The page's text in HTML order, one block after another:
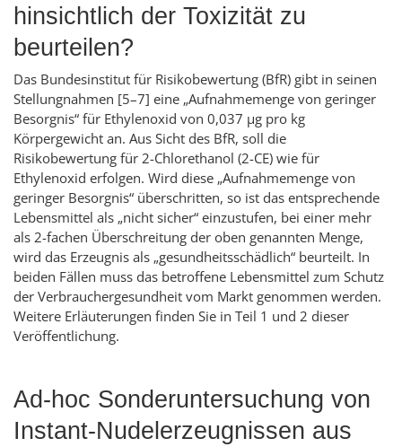
hinsichtlich der Toxizität zu
beurteilen?
Das Bundesinstitut für Risikobewertung (BfR) gibt in seinen
Stellungnahmen [5–7] eine „Aufnahmemenge von geringer
Besorgnis“ für Ethylenoxid von 0,037 µg pro kg
Körpergewicht an. Aus Sicht des BfR, soll die
Risikobewertung für 2-Chlorethanol (2-CE) wie für
Ethylenoxid erfolgen. Wird diese „Aufnahmemenge von
geringer Besorgnis“ überschritten, so ist das entsprechende
Lebensmittel als „nicht sicher“ einzustufen, bei einer mehr
als 2-fachen Überschreitung der oben genannten Menge,
wird das Erzeugnis als „gesundheitsschädlich“ beurteilt. In
beiden Fällen muss das betroffene Lebensmittel zum Schutz
der Verbrauchergesundheit vom Markt genommen werden.
Weitere Erläuterungen finden Sie in Teil 1 und 2 dieser
Veröffentlichung.
Ad-hoc Sonderuntersuchung von
Instant-Nudelerzeugnissen aus